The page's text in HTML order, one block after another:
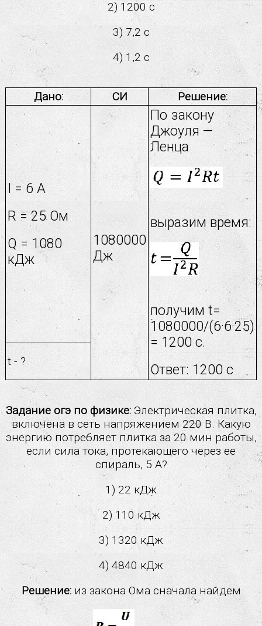
2) 1200 с
3) 7,2 с
4) 1,2 с
Дано: СИ Решение:
I = 6 A
R = 25 Ом
Q = 1080
кДж
1080000
Дж
По закону
Джоуля —
Ленца
выразим время:
получим t=
1080000/(6·6·25)
= 1200 c.
Ответ: 1200 с
t - ?
Задание огэ по физике:Электрическая плитка,
включена в сеть напряжением 220 В. Какую
энергию потребляет плитка за 20 мин работы,
если сила тока, протекающего через ее
спираль, 5 А?
1) 22 кДж
2) 110 кДж
3) 1320 кДж
4) 4840 кДж
Решение:из закона Ома сначала найдем